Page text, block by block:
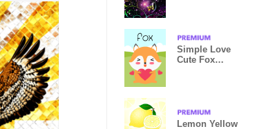
Simple Love
Cute Fox
Lemon Yellow